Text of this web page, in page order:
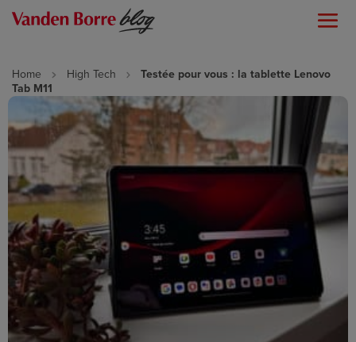
Home High Tech
Testée pour vous : la tablette Lenovo
Tab M11